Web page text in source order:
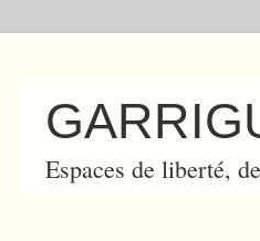
Espaces de liberté,